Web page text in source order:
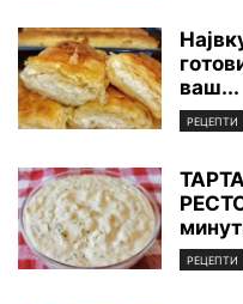
ваш...
РЕЦЕПТИ
РЕЦЕПТИ